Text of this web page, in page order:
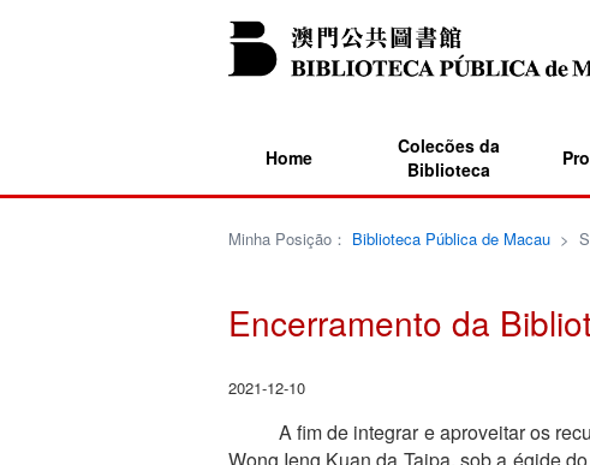
Home
Colecões da
Biblioteca
Minha Posição： Biblioteca Pública de Macau>
Encerramento da
2021-12-10
A fim de integrar e aproveitar os